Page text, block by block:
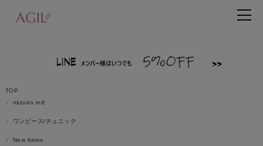
TOP
mizuiro ind
ワンピース/チュニック
New items